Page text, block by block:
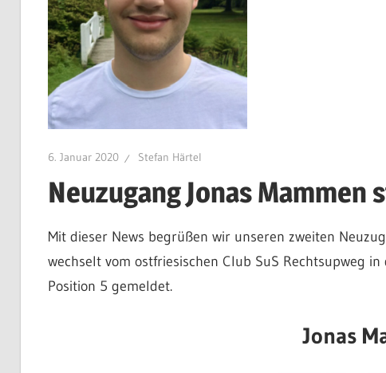
6. Januar 2020 Stefan Härtel
Neuzugang Jonas
Mit dieser News begrüßen wir unseren zweiten
wechselt vom ostfriesischen Club SuS Rechtsupweg
Position 5 gemeldet.
Jonas